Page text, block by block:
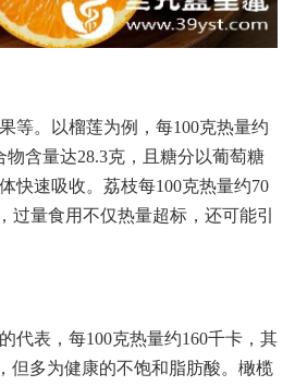
等。以榴莲为例，每100克热量约
物含量达28.3克，且糖分以葡萄糖
快速吸收。荔枝每100克热量约70
过量食用不仅热量超标，还可能引
代表，每100克热量约160千卡，其
但多为健康的不饱和脂肪酸。橄榄